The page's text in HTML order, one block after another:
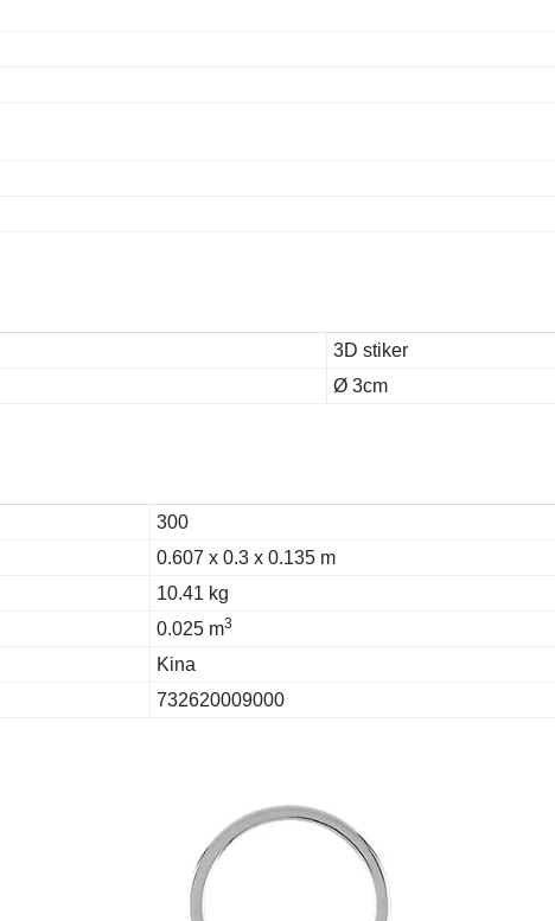
3D stiker
Ø 3cm
300
0.607 x 0.3 x 0.135 m
10.41 kg
0.025 m3
Kina
732620009000